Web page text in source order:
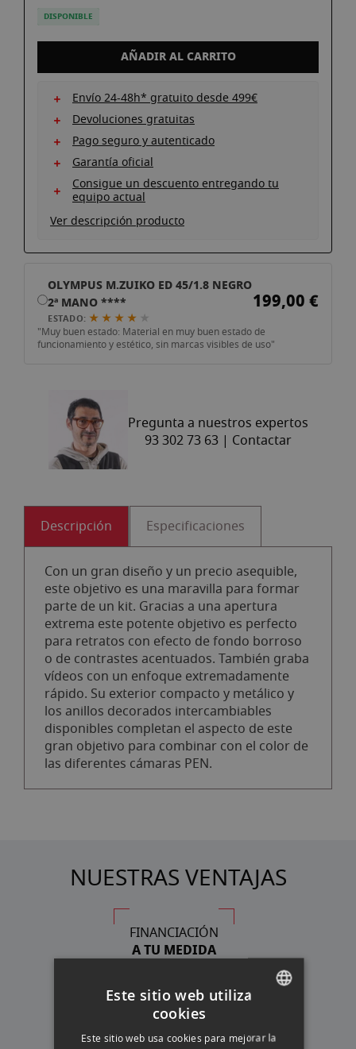
imágenes
DISPONIBLE
AÑADIR AL CARRITO
Envío 24-48h* gratuito desde 499€
Devoluciones gratuitas
Pago seguro y autenticado
Garantía oficial
Consigue un descuento entregando tu
equipo actual
Ver descripción producto
OLYMPUS M.ZUIKO ED 45/1.8 NEGRO
2ª MANO ****
ESTADO: ★ ★ ★ ★ ★
199,00 €
"Muy buen estado: Material en muy buen estado de
funcionamiento y estético, sin marcas visibles de uso"
Pregunta a nuestros expertos
93 302 73 63 | Contactar
Descripción Especificaciones
Con un gran diseño y un precio asequible,
este objetivo es una maravilla para formar
parte de un kit. Gracias a una apertura
extrema este potente objetivo es perfecto
para retratos con efecto de fondo borroso
o de contrastes acentuados. También graba
vídeos con un enfoque extremadamente
rápido. Su exterior compacto y metálico y
los anillos decorados intercambiables
disponibles completan el aspecto de este
gran objetivo para combinar con el color de
las diferentes cámaras PEN.
NUESTRAS VENTAJAS
FINANCIACIÓN
A TU MEDIDA
ASESORAMIENTO
PERSONALIZADO
ENGLISH
Este sitio web utiliza
cookies
Este sitio web usa cookies para mejorar la